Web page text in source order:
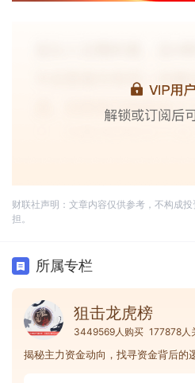
财联社声明：文章内容仅供参考，不构成
担。
所属专栏
狙击龙虎榜
3449569人购买 177878人
揭秘主力资金动向，找寻资金背后的